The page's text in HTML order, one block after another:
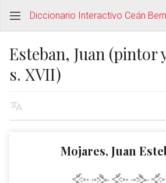
Diccionario Interactivo Ceán
Esteban, Juan (pintor
s. XVII)
Mojares, Juan